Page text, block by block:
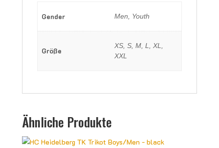
Gender Men, Youth
Größe
XS, S, M, L, XL,
XXL
Ähnliche Produkte